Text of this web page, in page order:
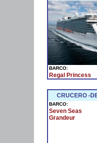
BARCO:
Regal Princess
CRUCERO -
BARCO:
Seven Seas
Grandeur